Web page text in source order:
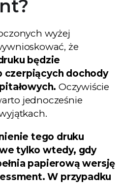
wyżej
że
będzie
czerpiących dochody
Oczywiście
jednocześnie
tego druku
tylko wtedy, gdy
papierową wersję
W przypadku